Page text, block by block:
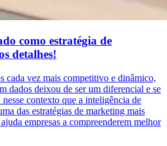
como estratégia de
detalhes!
cada vez mais competitivo e dinâmico,
dados deixou de ser um diferencial e se
contexto que a inteligência de
das estratégias de marketing mais
empresas a compreenderem melhor